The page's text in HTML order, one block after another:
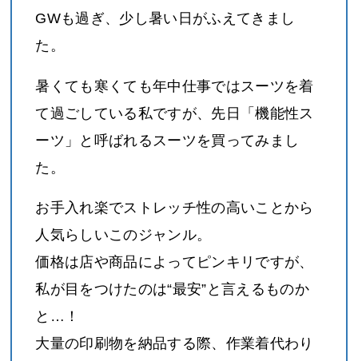
GWも過ぎ、少し暑い日がふえてきまし
た。
暑くても寒くても年中仕事ではスーツを着
て過ごしている私ですが、先日「機能性ス
ーツ」と呼ばれるスーツを買ってみまし
た。
お手入れ楽でストレッチ性の高いことから
人気らしいこのジャンル。
価格は店や商品によってピンキリですが、
私が目をつけたのは“最安”と言えるものか
と…！
大量の印刷物を納品する際、作業着代わり